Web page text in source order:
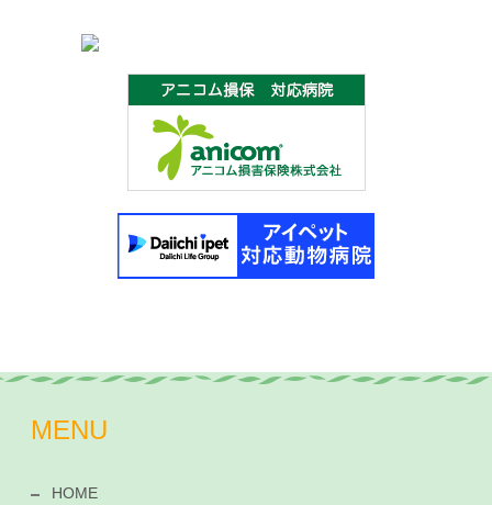
MENU
HOME